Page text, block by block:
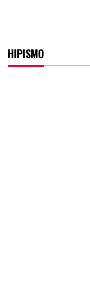
HIPISMO